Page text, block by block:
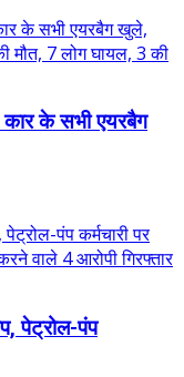
कार के सभी एयरबैग
पेट्रोल-पंप